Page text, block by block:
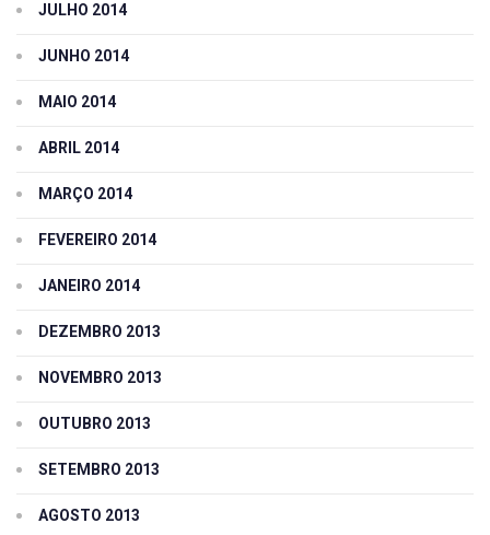
JULHO 2014
JUNHO 2014
MAIO 2014
ABRIL 2014
MARÇO 2014
FEVEREIRO 2014
JANEIRO 2014
DEZEMBRO 2013
NOVEMBRO 2013
OUTUBRO 2013
SETEMBRO 2013
AGOSTO 2013